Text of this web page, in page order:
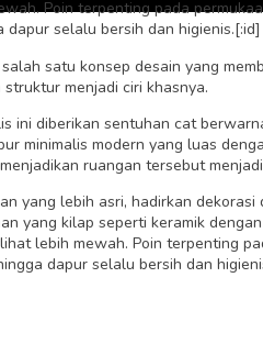
Poin terpenting pada
dapur selalu bersih dan higienis.[:id]
satu konsep desain yang
menjadi ciri khasnya.
ini diberikan sentuhan cat
minimalis modern yang luas
ruangan tersebut
yang lebih asri, hadirkan
yang kilap seperti keramik
lebih mewah. Poin terpenting
dapur selalu bersih dan